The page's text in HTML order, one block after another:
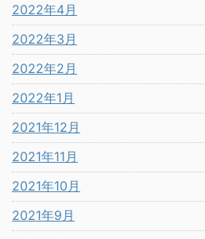
2022年4月
2022年3月
2022年2月
2022年1月
2021年12月
2021年11月
2021年10月
2021年9月